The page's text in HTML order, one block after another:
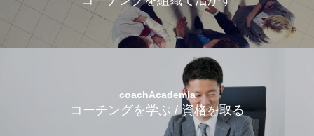
coachAcademia
コーチングを学ぶ / 資格を取る